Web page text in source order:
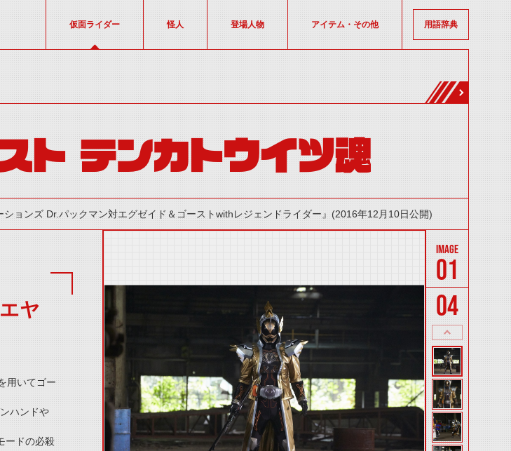
仮面ライダー 怪人 登場人物 アイテム・その他 用語辞典
ト テンカトウイツ魂
ションズ Dr.パックマン対エグゼイド＆ゴーストwithレジェンドライダー』(2016年12月10日公開)
ヤ
用いてゴー
ハンドや
ードの必殺
01
04
thumbnail Prev